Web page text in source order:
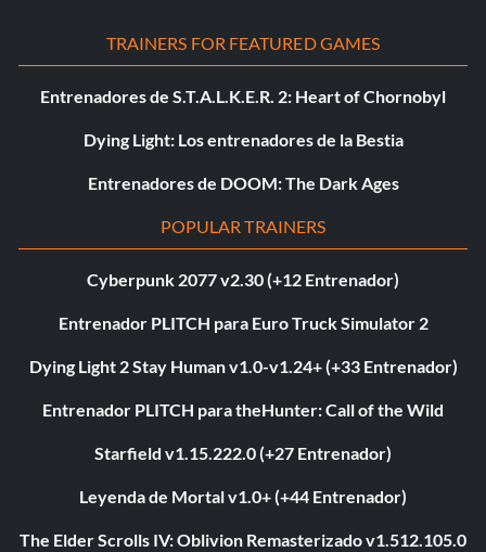
TRAINERS FOR FEATURED GAMES
Entrenadores de S.T.A.L.K.E.R. 2: Heart of Chornobyl
Dying Light: Los entrenadores de la Bestia
Entrenadores de DOOM: The Dark Ages
POPULAR TRAINERS
Cyberpunk 2077 v2.30 (+12 Entrenador)
Entrenador PLITCH para Euro Truck Simulator 2
Dying Light 2 Stay Human v1.0-v1.24+ (+33 Entrenador)
Entrenador PLITCH para theHunter: Call of the Wild
Starfield v1.15.222.0 (+27 Entrenador)
Leyenda de Mortal v1.0+ (+44 Entrenador)
The Elder Scrolls IV: Oblivion Remasterizado v1.512.105.0